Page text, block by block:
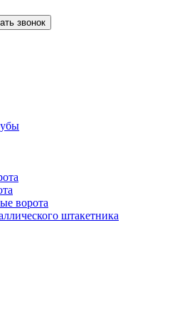
звонок
ворота
штакетника